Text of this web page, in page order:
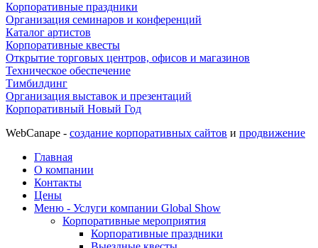
Корпоративные праздники
Организация семинаров и конференций
Каталог артистов
Корпоративные квесты
Открытие торговых центров, офисов и магазинов
Техническое обеспечение
Тимбилдинг
Организация выставок и презентаций
Корпоративный Новый Год
WebCanape - создание корпоративных сайтов и продвижение
Главная
О компании
Контакты
Цены
Меню - Услуги компании Global Show
Корпоративные мероприятия
Корпоративные праздники